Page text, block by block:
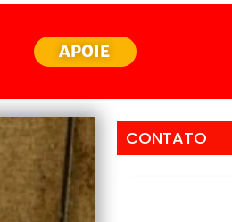
APOIE
CONTATO